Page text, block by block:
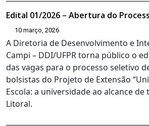
Edital 01/2026 – Abertura do
10 março, 2026
A Diretoria de Desenvolvimento e
Campi – DDI/UFPR torna público o
das vagas para o processo seletivo
bolsistas do Projeto de Extensão
Escola: a universidade ao alcance de
Litoral.